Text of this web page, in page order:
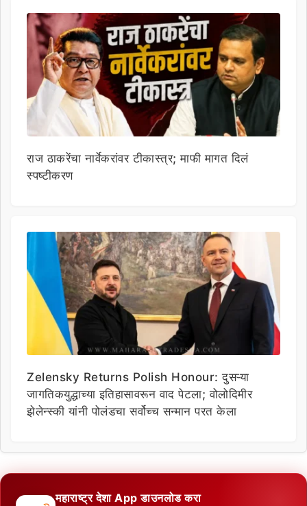
राज ठाकरेंचा नार्वेकरांवर टीकास्त्र; माफी मागत दिलं
स्पष्टीकरण
Zelensky Returns Polish Honour: दुसऱ्या
जागतिकयुद्धाच्या इतिहासावरून वाद पेटला; वोलोदिमीर
झेलेन्स्की यांनी पोलंडचा सर्वोच्च सन्मान परत केला
महाराष्ट्र देशा App डाउनलोड करा